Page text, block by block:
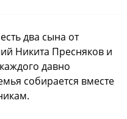
два сына от
Никита Пресняков и
давно
собирается вместе